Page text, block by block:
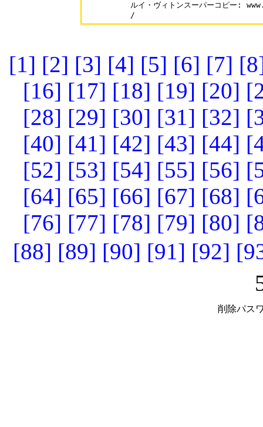
ルイ・ヴィトンスーパーコピー:
/
[1] [2] [3] [4] [5] [6] [7]
[16] [17] [18] [19] [20]
[28] [29] [30] [31] [32]
[40] [41] [42] [43] [44]
[52] [53] [54] [55] [56]
[64] [65] [66] [67] [68]
[76] [77] [78] [79] [80]
[88] [89] [90] [91] [92]
削除パス